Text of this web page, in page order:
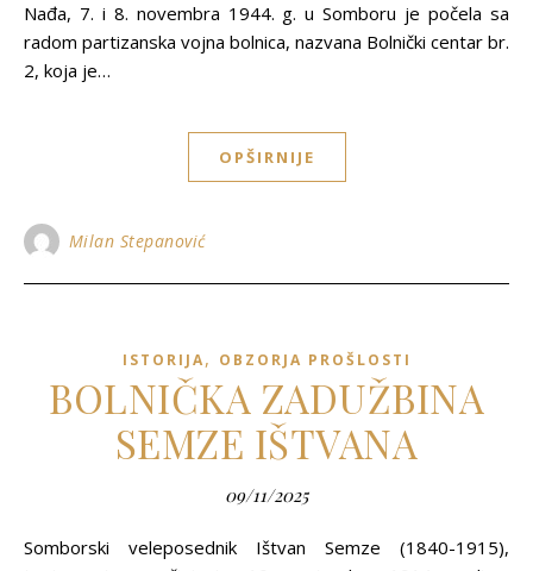
Nađa, 7. i 8. novembra 1944. g. u Somboru je počela sa
radom partizanska vojna bolnica, nazvana Bolnički centar br.
2, koja je…
OPŠIRNIJE
Milan Stepanović
ISTORIJA, OBZORJA PROŠLOSTI
BOLNIČKA ZADUŽBINA
SEMZE IŠTVANA
09/11/2025
Somborski veleposednik Ištvan Semze (1840-1915),